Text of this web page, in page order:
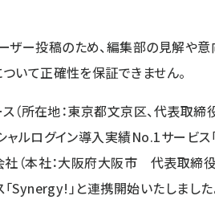
ー投稿のため、編集部の見解や
いて正確性を保証できません。
（所在地：東京都文京区、代表取締
ャルログイン導入実績No.1サービス
社（本社：大阪府大阪市 代表取締
Synergy!」と連携開始いたしました